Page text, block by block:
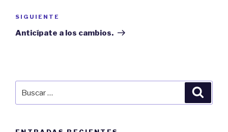
Next
Post
SIGUIENTE
Anticípate a los cambios.
por: